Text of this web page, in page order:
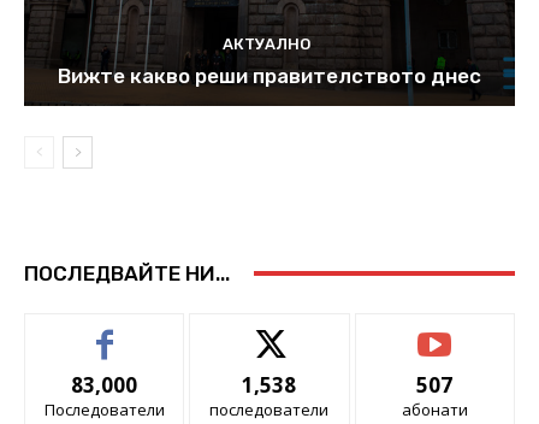
АКТУАЛНО
Вижте какво реши правителството днес
ПОСЛЕДВАЙТЕ НИ...
83,000
Последователи
1,538
последователи
507
абонати